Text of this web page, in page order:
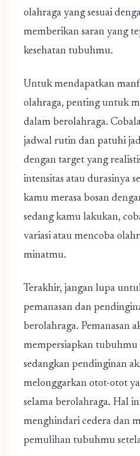
olahraga yang sesuai
memberikan saran yang
kesehatan tubuhmu.
Untuk mendapatkan
olahraga, penting untuk
dalam berolahraga.
jadwal rutin dan patuhi
dengan target yang
intensitas atau durasinya
kamu merasa bosan
sedang kamu lakukan,
variasi atau mencoba
minatmu.
Terakhir, jangan lupa
pemanasan dan
berolahraga. Pemanasan
mempersiapkan
sedangkan pendinginan
melonggarkan otot-otot
selama berolahraga. Hal
menghindari cedera dan
pemulihan tubuhmu